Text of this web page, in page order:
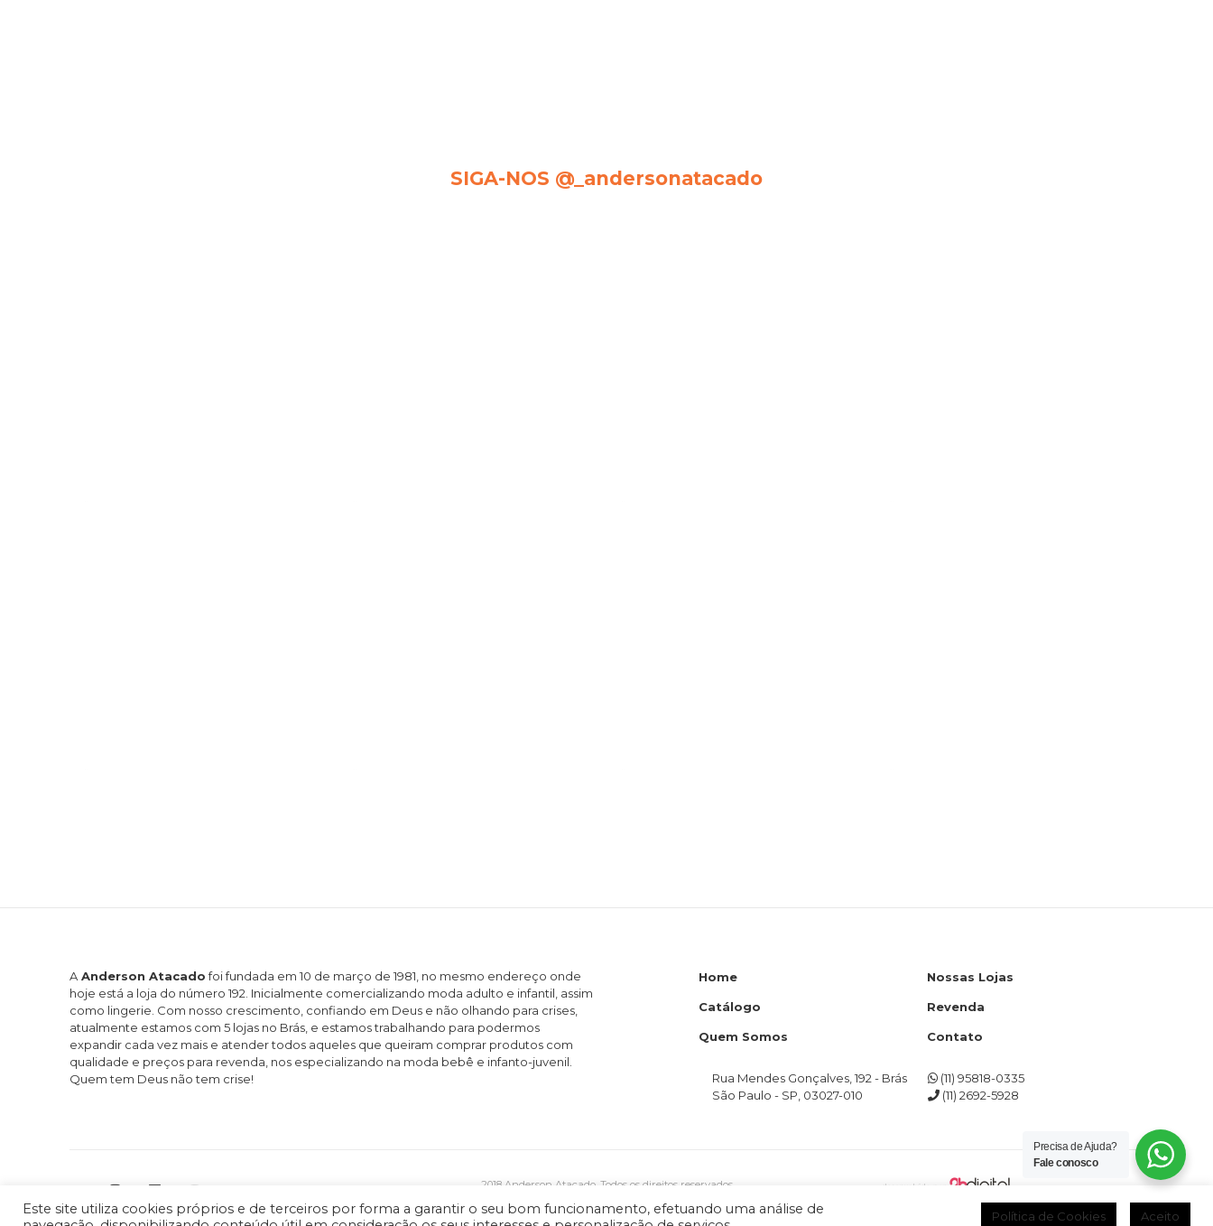
SIGA-NOS @_andersonatacado
A Anderson Atacadofoi fundada em 10 de março de 1981, no mesmo endereço onde
hoje está a loja do número 192. Inicialmente comercializando moda adulto e infantil, assim
como lingerie. Com nosso crescimento, confiando em Deus e não olhando para crises,
atualmente estamos com 5 lojas no Brás, e estamos trabalhando para podermos
expandir cada vez mais e atender todos aqueles que queiram comprar produtos com
qualidade e preços para revenda, nos especializando na moda bebê e infanto-juvenil.
Quem tem Deus não tem crise!
Home Nossas Lojas
Catálogo Revenda
Quem Somos Contato
Rua Mendes Gonçalves, 192 - Brás
São Paulo - SP, 03027-010
(11) 95818-0335
(11) 2692-5928
2018 Anderson Atacado. Todos os direitos reservados
“Quem tem Cristo não tem crise. Deus é Fiel”
Este site utiliza cookies próprios e de terceiros por forma a garantir o seu bom funcionamento, efetuando uma análise de
Política de Cookies Aceito
Precisa de Ajuda?
Fale conosco